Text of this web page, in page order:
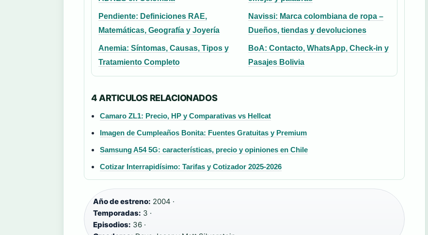
Pendiente: Definiciones RAE,
Matemáticas, Geografía y Joyería
Navissi: Marca colombiana de ropa –
Dueños, tiendas y devoluciones
Anemia: Síntomas, Causas, Tipos y
Tratamiento Completo
BoA: Contacto, WhatsApp, Check-in y
Pasajes Bolivia
4 ARTICULOS RELACIONADOS
Camaro ZL1: Precio, HP y Comparativas vs Hellcat
Imagen de Cumpleaños Bonita: Fuentes Gratuitas y Premium
Samsung A54 5G: características, precio y opiniones en Chile
Cotizar Interrapidísimo: Tarifas y Cotizador 2025-2026
Año de estreno: 2004 ·
Temporadas: 3 ·
Episodios: 36 ·